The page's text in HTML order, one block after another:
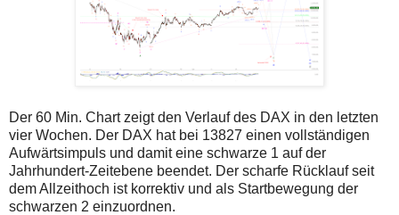
Der 60 Min. Chart zeigt den Verlauf des DAX in den letzten
vier Wochen. Der DAX hat bei 13827 einen vollständigen
Aufwärtsimpuls und damit eine schwarze 1 auf der
Jahrhundert-Zeitebene beendet. Der scharfe Rücklauf seit
dem Allzeithoch ist korrektiv und als Startbewegung der
schwarzen 2 einzuordnen.